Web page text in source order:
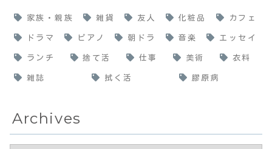
家族・親族 雑貨 友人 化粧品 カフェ
ドラマ ピアノ 朝ドラ 音楽 エッセイ
ランチ 捨て活 仕事 美術 衣料
雑誌 拭く活 膠原病
Archives